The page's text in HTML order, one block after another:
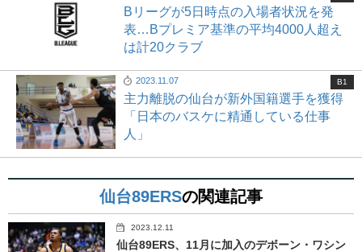
Bリーグが5日時点の入場者状況を発
表…Bプレミア基準の平均4000人超え
は計20クラブ
2023.11.07
主力離脱の仙台が新外国籍選手を獲得
「日本のバスケに精通している仕事
人」
B1
仙台89ERSの関連記事
2023.12.11
仙台89ERS、11月に加入のデボーン・ワシン